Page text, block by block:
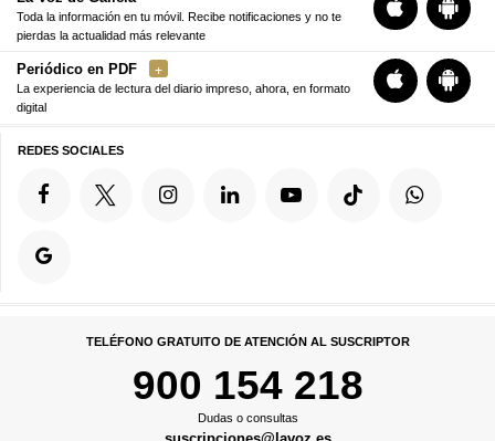
Toda la información en tu móvil. Recibe notificaciones y no te
pierdas la actualidad más relevante
Periódico en PDF
La experiencia de lectura del diario impreso, ahora, en formato
digital
REDES SOCIALES
TELÉFONO GRATUITO DE ATENCIÓN AL SUSCRIPTOR
900 154 218
Dudas o consultas